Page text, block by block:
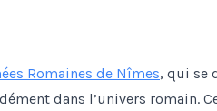
Romaines de Nîmes, qui se
dans l’univers romain.